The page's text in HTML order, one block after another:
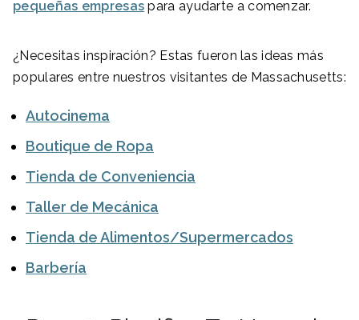
pequeñas empresas para ayudarte a comenzar.
¿Necesitas inspiración? Estas fueron las ideas más
populares entre nuestros visitantes de Massachusetts:
Autocinema
Boutique de Ropa
Tienda de Conveniencia
Taller de Mecánica
Tienda de Alimentos/Supermercados
Barbería